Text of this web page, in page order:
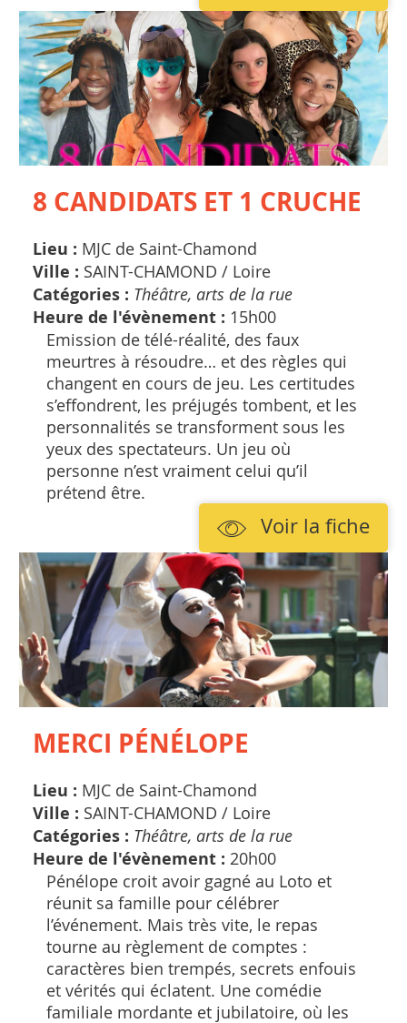
8 CANDIDATS ET 1 CRUCHE
Lieu : MJC de Saint-Chamond
Ville : SAINT-CHAMOND / Loire
Catégories : Théâtre, arts de la rue
Heure de l'évènement : 15h00
Emission de télé-réalité, des faux
meurtres à résoudre… et des règles qui
changent en cours de jeu. Les certitudes
s’effondrent, les préjugés tombent, et les
personnalités se transforment sous les
yeux des spectateurs. Un jeu où
personne n’est vraiment celui qu’il
prétend être.
Voir la fiche
MERCI PÉNÉLOPE
Lieu : MJC de Saint-Chamond
Ville : SAINT-CHAMOND / Loire
Catégories : Théâtre, arts de la rue
Heure de l'évènement : 20h00
Pénélope croit avoir gagné au Loto et
réunit sa famille pour célébrer
l’événement. Mais très vite, le repas
tourne au règlement de comptes :
caractères bien trempés, secrets enfouis
et vérités qui éclatent. Une comédie
familiale mordante et jubilatoire, où les